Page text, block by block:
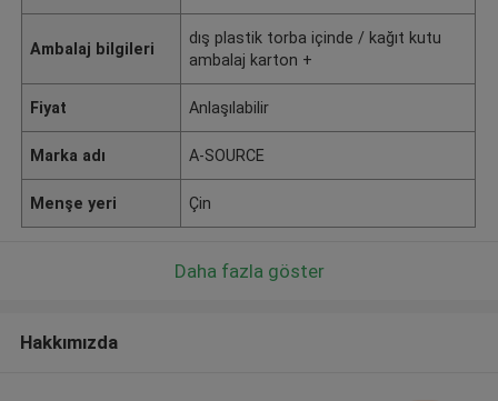
Ambalaj bilgileri
dış plastik torba içinde / kağıt kutu
ambalaj karton +
Fiyat Anlaşılabilir
Marka adı A-SOURCE
Menşe yeri Çin
Daha fazla göster
Hakkımızda